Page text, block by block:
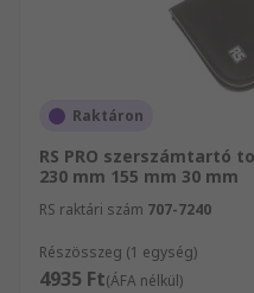
Raktáron
RS PRO szerszámtartó
230 mm 155 mm 30 mm
RS raktári szám 707-7240
Részösszeg (1 egység)
4935 Ft(ÁFA nélkül)